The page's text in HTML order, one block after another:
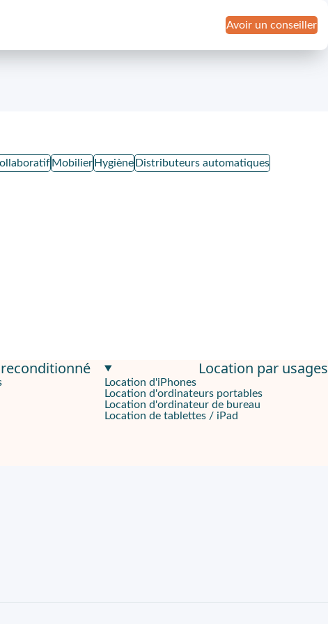
Avoir un conseiller
Mobilier Hygiène Distributeurs automatiques
reconditionné Location par usages
Location d'iPhones
Location d'ordinateurs portables
Location d'ordinateur de bureau
Location de tablettes / iPad